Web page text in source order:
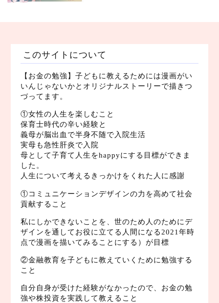
このサイトについて
【お金の勉強】子どもに教えるためには漫画がい
いんじゃないかとオリジナルストーリーで描きつ
づってます。
①女性の人生を楽しむこと
保育士時代の辛い経験と
義母が脳出血で半身不随で入院生活
実母も急性肝炎で入院
母として子育て人生をhappyにする目標ができま
した。
人生について考えるきっかけをくれた人に感謝
①コミュニケーションデザインの力を高めて社会
貢献すること
私にしかできないことを、世のため人のためにデ
ザインを通してお役に立てる人間になる2021年時
点で漫画を描いてみることにする）が目標
②金融教育を子どもに教えていくために勉強する
こと
自分自身が受けた経験がなかったので、お金の勉
強や株投資を実践して教えること